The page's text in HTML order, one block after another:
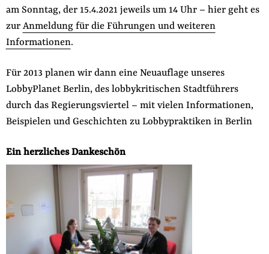
am Sonntag, der 15.4.2021 jeweils um 14 Uhr – hier geht es
zur Anmeldung für die Führungen und weiteren
Informationen.
Für 2013 planen wir dann eine Neuauflage unseres
LobbyPlanet Berlin, des lobbykritischen Stadtführers
durch das Regierungsviertel – mit vielen Informationen,
Beispielen und Geschichten zu Lobbypraktiken in Berlin
Ein herzliches Dankeschön